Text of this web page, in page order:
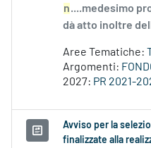
n....medesimo
dà atto inoltre
Aree Tematiche:
Argomenti:
2027: PR 2021-
Avviso per la
finalizzate alla